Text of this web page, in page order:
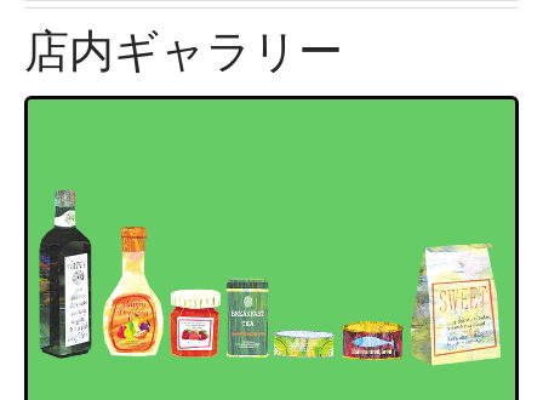
店内ギャラリー